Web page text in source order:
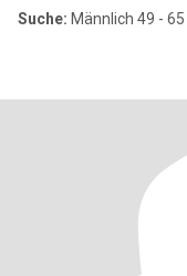
Suche: Männlich 49 - 65